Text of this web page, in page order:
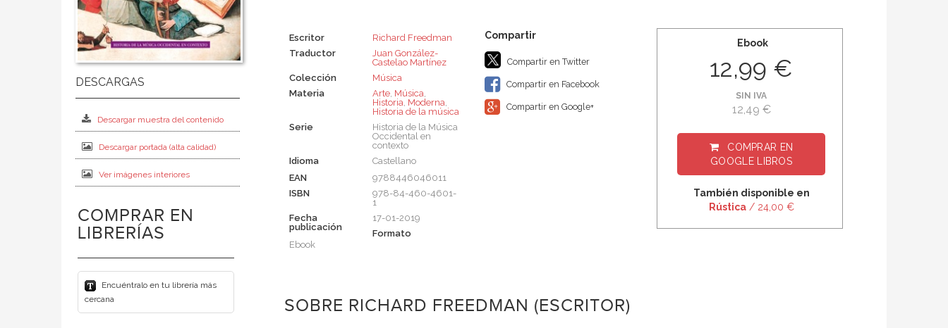
Descargar muestra del contenido
Descargar portada (alta calidad)
Ver imágenes interiores
COMPRAR EN
LIBRERÍAS
Encuéntralo en tu librería más
cercana
Escritor
Richard Freedman
Traductor
Juan González-
Castelao Martínez
Colección
Música
Materia
Arte, Música,
Historia, Moderna,
Historia de la música
Serie
Historia de la Música
Occidental en
contexto
Idioma
Castellano
EAN
9788446046011
ISBN
978-84-460-4601-
1
Fecha
publicación
17-01-2019
Formato
Ebook
Compartir en Twitter
Compartir en Facebook
Compartir en Google+
Ebook
12,99 €
SIN IVA
12,49 €
COMPRAR EN
GOOGLE LIBROS
También disponible en
Rústica/ 24,00 €
SOBRE RICHARD FREEDMAN (ESCRITOR)